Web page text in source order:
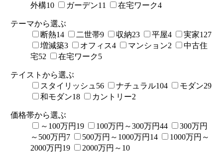
外構10 ガーデン11 在宅ワーク4
テーマから選ぶ
断熱14 二世帯9 収納23 平屋4 実家127
増減築3 オフィス4 マンション2
中古住
宅52 在宅ワーク5
テイストから選ぶ
スタイリッシュ 56 ナチュラル104 モダン29
和モダン18 カントリー2
価格帯から選ぶ
～100万円 19 100万円～300万円44
300万円
～500万円 7 500万円～1000万円 14
1000万円～
2000万円 19 2000万円～ 10